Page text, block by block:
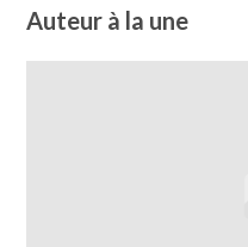
Auteur à la une